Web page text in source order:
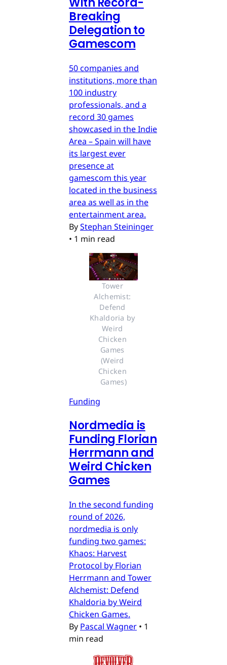
Breaking
Delegation to
Gamescom
50 companies and
institutions, more than
100 industry
professionals, and a
record 30 games
showcased in the Indie
Area – Spain will have
its largest ever
presence at
gamescom this year
located in the business
area as well as in the
entertainment area.
ByStephan Steininger
• 1 min read
Tower
Alchemist:
Defend
Khaldoria by
Weird
Chicken
Games
(Weird
Chicken
Games)
Funding
Nordmedia is
Funding Florian
Herrmann and
Weird Chicken
Games
In the second funding
round of 2026,
nordmedia is only
funding two games:
Khaos: Harvest
Protocol by Florian
Herrmann and Tower
Alchemist: Defend
Khaldoria by Weird
Chicken Games.
By Pascal Wagner • 1
min read